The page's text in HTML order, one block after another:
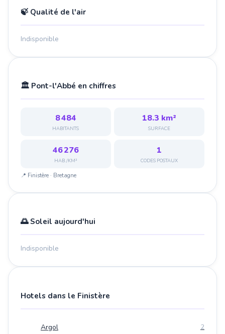
🍃 Qualité de l'air
Indisponible
🏛️ Pont-l'Abbé en chiffres
8 484
HABITANTS
18.3 km²
SURFACE
46 276
HAB./KM²
1
CODES POSTAUX
📍 Finistère · Bretagne
🌅 Soleil aujourd'hui
Indisponible
Hotels dans le Finistère
Argol 2